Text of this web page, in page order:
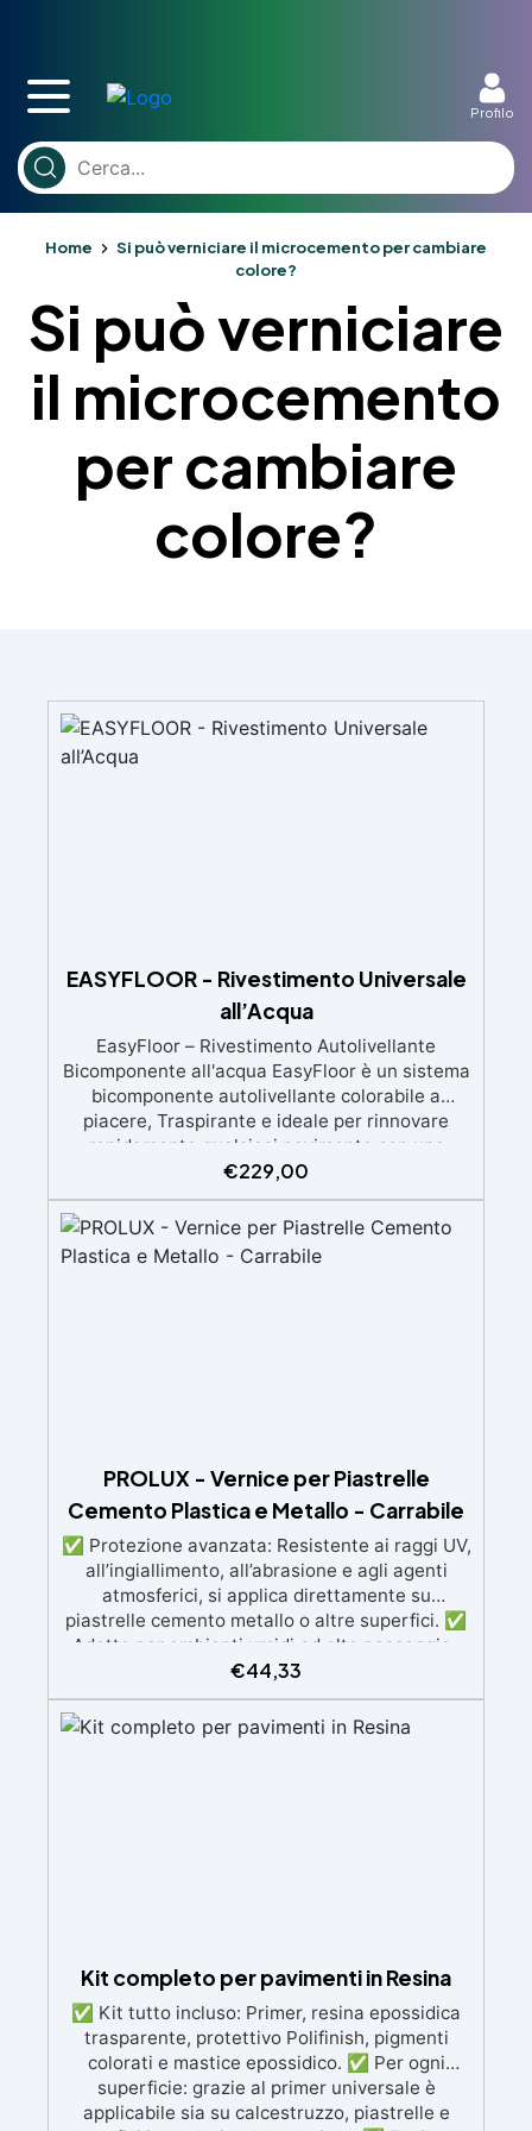
Profilo
Home
Si può verniciare il microcemento per cambiare
colore?
Si può verniciare
il microcemento
per cambiare
colore?
EASYFLOOR - Rivestimento Universale
all’Acqua
EasyFloor – Rivestimento Autolivellante
Bicomponente all'acqua EasyFloor è un sistema
bicomponente autolivellante colorabile a
piacere, Traspirante e ideale per rinnovare
rapidamente qualsiasi pavimento con una
finitura resistente, uniforme e personalizzabile.
Si applica facilmente a rullo e aderisce anche
su superfici difficili anche verticali. Riempie
crepe e irregolarità del pavimento.
Rinnovandolo con una sola passata. 🔹 Senza
giorno successivo
€229,00
PROLUX - Vernice per Piastrelle
Cemento Plastica e Metallo - Carrabile
✅ Protezione avanzata: Resistente ai raggi UV,
all’ingiallimento, all’abrasione e agli agenti
atmosferici, si applica direttamente su
piastrelle cemento metallo o altre superfici. ✅
Adatta per ambienti umidi od alto passaggio :
Formulazione Poliuretanica, ideale per ambienti
che richiedono la massima resistenza -
superiore alle resine epossidiche e vernici
classiche. ✅ Finitura versatile e
574/2014 - Marcatura CE secondo EN 1504-2 e
relativa Dichiarazione di Prestazione (DoP) ✅
Facile da Usare, miscela i 2 componenti (2 : 1)
comodamente predosati
€44,33
Kit completo per pavimenti in Resina
✅ Kit tutto incluso: Primer, resina epossidica
trasparente, protettivo Polifinish, pigmenti
colorati e mastice epossidico. ✅ Per ogni
superficie: grazie al primer universale è
applicabile sia su calcestruzzo, piastrelle e